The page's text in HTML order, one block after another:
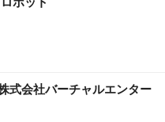
式会社バーチャルエンター